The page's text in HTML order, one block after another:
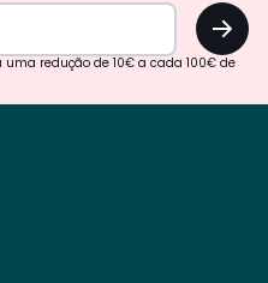
OK
redução de 10€ a cada 100€ de